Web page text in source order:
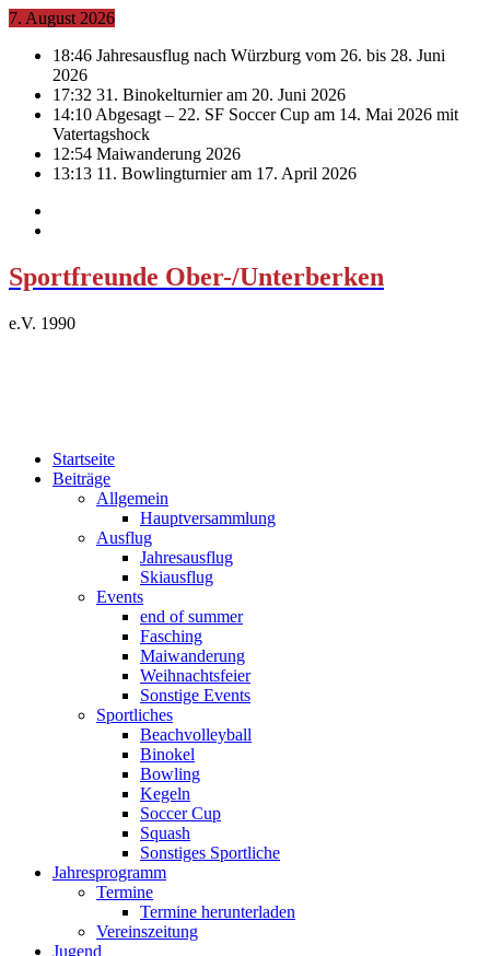
7. August 2026
18:46 Jahresausflug nach Würzburg vom 26. bis 28. Juni
2026
17:32 31. Binokelturnier am 20. Juni 2026
14:10 Abgesagt – 22. SF Soccer Cup am 14. Mai 2026 mit
Vatertagshock
12:54 Maiwanderung 2026
13:13 11. Bowlingturnier am 17. April 2026
Sportfreunde Ober-/Unterberken
e.V. 1990
Startseite
Beiträge
Allgemein
Hauptversammlung
Ausflug
Jahresausflug
Skiausflug
Events
end of summer
Fasching
Maiwanderung
Weihnachtsfeier
Sonstige Events
Sportliches
Beachvolleyball
Binokel
Bowling
Kegeln
Soccer Cup
Squash
Sonstiges Sportliche
Jahresprogramm
Termine
Termine herunterladen
Vereinszeitung
Jugend